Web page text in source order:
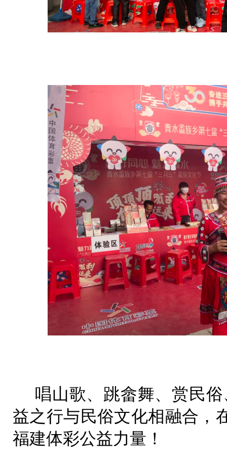
唱山歌、跳畲舞、赏民
益之行与民俗文化相融合，
福建体彩公益力量！